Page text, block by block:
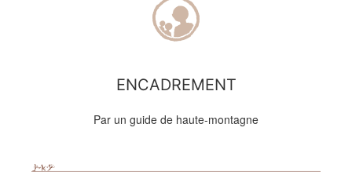
ENCADREMENT
Par un guide de haute-montagne